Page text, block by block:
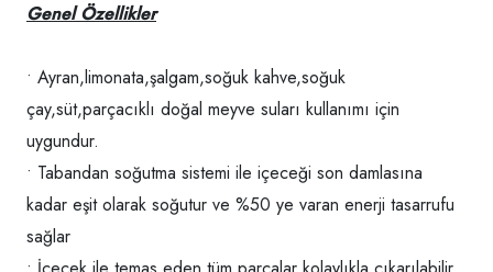
Genel Özellikler
• Ayran,limonata,şalgam,soğuk kahve,soğuk
çay,süt,parçacıklı doğal meyve suları kullanımı için
uygundur.
• Tabandan soğutma sistemi ile içeceği son damlasına
kadar eşit olarak soğutur ve %50 ye varan enerji tasarrufu
sağlar